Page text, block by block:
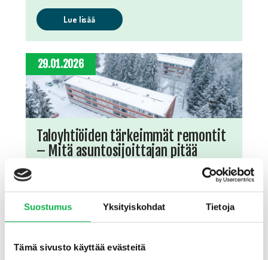
Suostumus Yksityiskohdat Tietoja
Tämä sivusto käyttää evästeitä
Lue lisää
29.01.2026
Taloyhtiöiden tärkeimmät remontit
– Mitä asuntosijoittajan pitää
asunnon ostohinnan määrittämisessä. Aihe kiinnostaa
erityisesti asuntosijoittajaa, jonka pitäisi saada
liittyvät tekijät.